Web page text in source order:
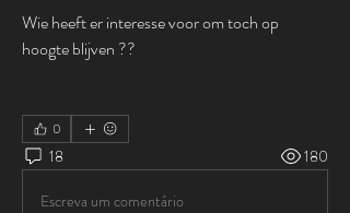
Wie heeft er interesse voor om toch op
hoogte blijven ??
0
18 180
Escreva um comentário